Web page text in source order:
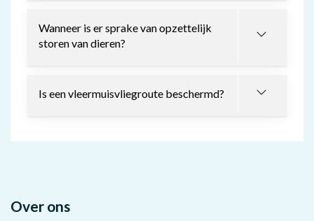
Wanneer is er sprake van opzettelijk
storen van dieren?
Is een vleermuisvliegroute beschermd?
Over ons